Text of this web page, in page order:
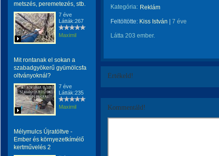
metszés, peremetezés, stb.
7 éve
Látták:267
Maximil
Mit rontanak el sokan a
szabadgyökerű gyümölcsfa
oltványoknál?
7 éve
Látták:235
Maximil
Mélymulcs Újratöltve -
Ember és környezetkímélő
kertművelés 2
Kategória: Reklám
Feltöltötte: Kiss István 7 éve
Látta 203 ember.
Értékeld!
Kommentáld!